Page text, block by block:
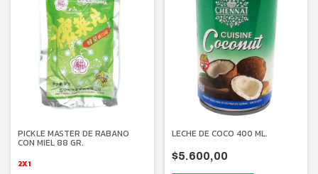
PICKLE MASTER DE RABANO
CON MIEL 88 GR.
2X1
LECHE DE COCO 400 ML.
$5.600,00